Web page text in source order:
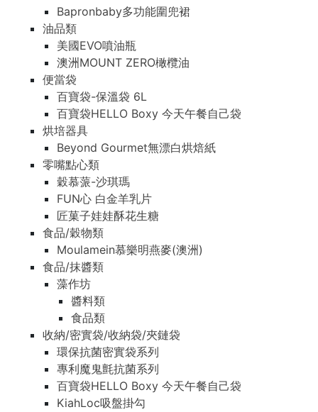
Bapronbaby多功能圍兜裙
油品類
美國EVO噴油瓶
澳洲MOUNT ZERO橄欖油
便當袋
百寶袋-保溫袋 6L
百寶袋HELLO Boxy 今天午餐自己袋
烘培器具
Beyond Gourmet無漂白烘焙紙
零嘴點心類
穀慕蒎-沙琪瑪
FUN心 白金羊乳片
匠菓子娃娃酥花生糖
食品/穀物類
Moulamein慕樂明燕麥(澳洲)
食品/抹醬類
藻作坊
醬料類
食品類
收納/密實袋/收納袋/夾鏈袋
環保抗菌密實袋系列
專利魔鬼氈抗菌系列
百寶袋HELLO Boxy 今天午餐自己袋
KiahLoc吸盤掛勾